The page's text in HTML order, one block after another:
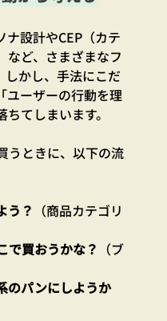
ナ設計やCEP（カテ
など、さまざまなフ
しかし、手法にこだ
ユーザーの行動を理
てしまいます。
うときに、以下の流
う？ （商品カテゴリ
で買おうかな？ （ブ
パンにしようか